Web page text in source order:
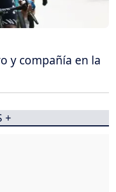
y compañía en la
+